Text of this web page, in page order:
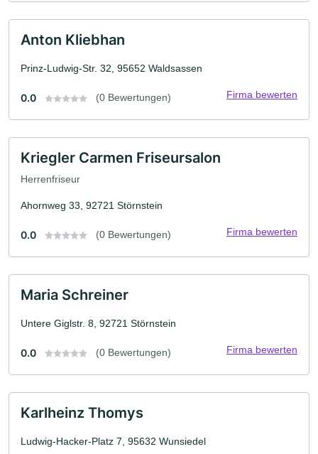
Anton Kliebhan
Prinz-Ludwig-Str. 32, 95652 Waldsassen
0.0 (0 Bewertungen) Firma bewerten
Kriegler Carmen Friseursalon
Herrenfriseur
Ahornweg 33, 92721 Störnstein
0.0 (0 Bewertungen) Firma bewerten
Maria Schreiner
Untere Giglstr. 8, 92721 Störnstein
0.0 (0 Bewertungen) Firma bewerten
Karlheinz Thomys
Ludwig-Hacker-Platz 7, 95632 Wunsiedel